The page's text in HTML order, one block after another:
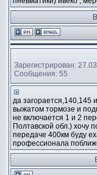
Зарегистрирован:
Сообщения: 55
да
выжатом тормозе и
не включается 1 и 2
Полтавской обл.) хочу
передаче 400км буду
профессионала